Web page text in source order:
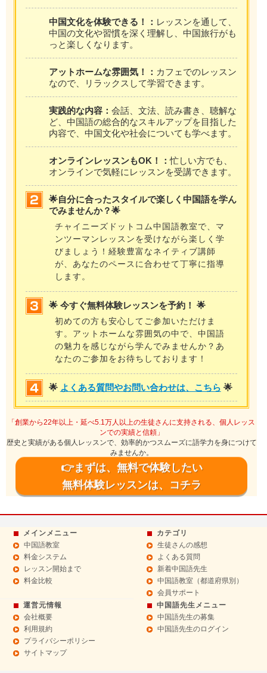
中国文化を体験できる！： レッスンを通して、
中国の文化や習慣を深く理解し、中国旅行がも
っと楽しくなります。
アットホームな雰囲気！： カフェでのレッスン
なので、リラックスして学習できます。
実践的な内容： 会話、文法、読み書き、聴解な
ど、中国語の総合的なスキルアップを目指した
内容で、中国文化や社会についても学べます。
オンラインレッスンもOK！：忙しい方でも、
オンラインで気軽にレッスンを受講できます。
🌟自分に合ったスタイルで楽しく中国語を学ん
でみませんか？🌟
チャイニーズドットコム中国語教室で、マ
ンツーマンレッスンを受けながら楽しく学
びましょう！経験豊富なネイティブ講師
が、あなたのペースに合わせて丁寧に指導
します。
🌟 今すぐ無料体験レッスンを予約！ 🌟
初めての方も安心してご参加いただけま
す。アットホームな雰囲気の中で、中国語
の魅力を感じながら学んでみませんか？あ
なたのご参加をお待ちしております！
🌟 よくある質問やお問い合わせは、こちら 🌟
「創業から22年以上・延べ5.1万人以上の生徒さんに支持される、個人レッス
ンでの実績と信頼」
歴史と実績がある個人レッスンで、効率的かつスムーズに語学力を身につけて
みませんか。
👉まずは、無料で体験したい
無料体験レッスンは、コチラ
メインメニュー
中国語教室
料金システム
レッスン開始まで
料金比較
カテゴリ
生徒さんの感想
よくある質問
新着中国語先生
中国語教室（都道府県別）
会員サポート
運営元情報
会社概要
利用規約
プライバシーポリシー
サイトマップ
中国語先生メニュー
中国語先生の募集
中国語先生のログイン